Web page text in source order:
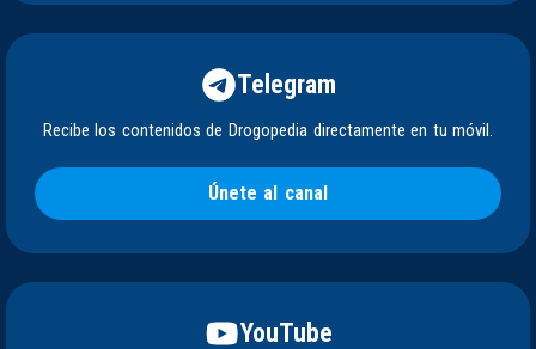
Telegram
Recibe los contenidos de Drogopedia directamente en tu móvil.
Únete al canal
YouTube